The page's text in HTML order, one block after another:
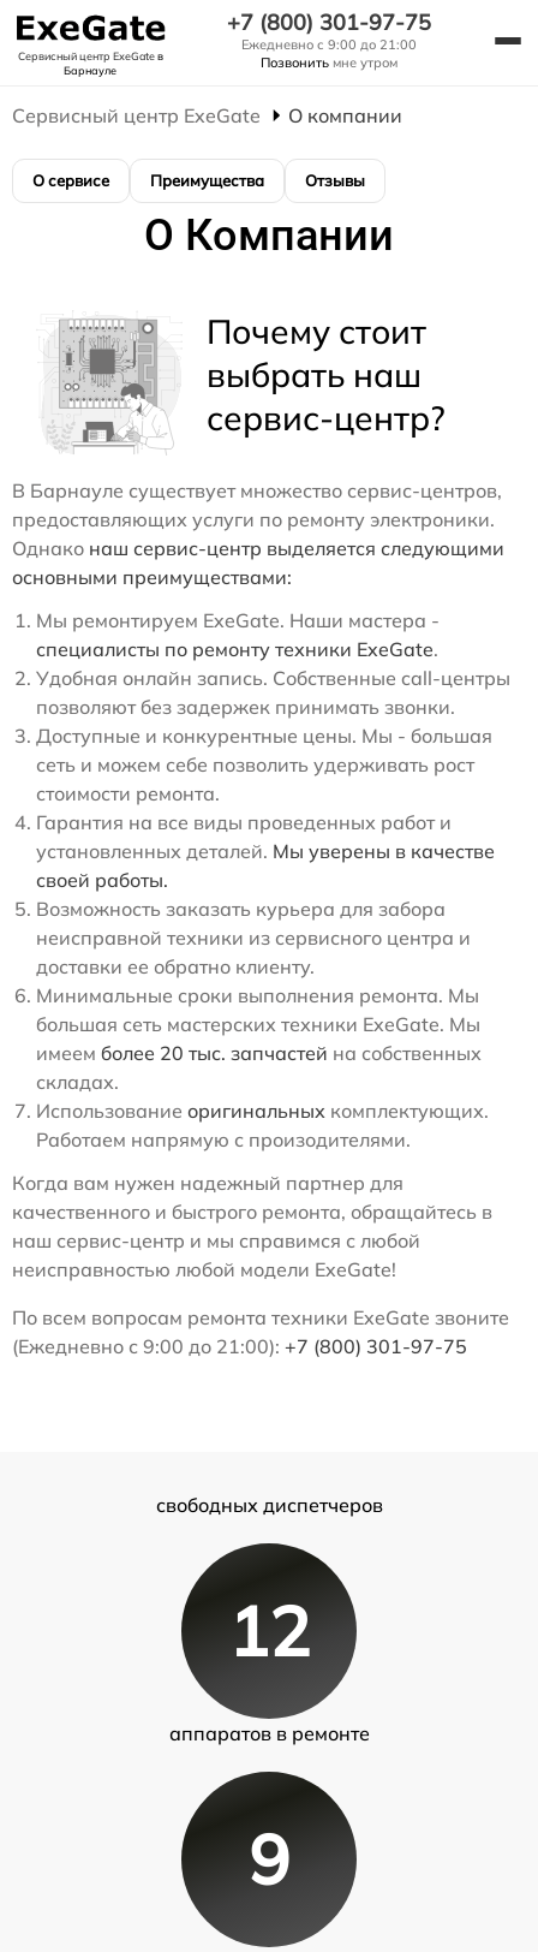
Сервисный центр ExeGateв
Барнауле
+7 (800) 301-97-75
Ежедневно с 9:00 до 21:00
Позвонить мне утром
Сервисный центр ExeGate О компании
О сервисе Преимущества Отзывы
О Компании
Почему стоит
выбрать наш
сервис-центр?
В Барнауле существует множество сервис-центров,
предоставляющих услуги по ремонту электроники.
Однако наш сервис-центр выделяется следующими
основными преимуществами:
Мы ремонтируем ExeGate. Наши мастера -
специалисты по ремонту техники ExeGate.
Удобная онлайн запись. Собственные call-центры
позволяют без задержек принимать звонки.
Доступные и конкурентные цены. Мы - большая
сеть и можем себе позволить удерживать рост
стоимости ремонта.
Гарантия на все виды проведенных работ и
установленных деталей. Мы уверены в качестве
своей работы.
Возможность заказать курьера для забора
неисправной техники из сервисного центра и
доставки ее обратно клиенту.
Минимальные сроки выполнения ремонта. Мы
большая сеть мастерских техники ExeGate. Мы
имеем более 20 тыс. запчастей на собственных
складах.
Использование оригинальных комплектующих.
Работаем напрямую с произодителями.
Когда вам нужен надежный партнер для
качественного и быстрого ремонта, обращайтесь в
наш сервис-центр и мы справимся с любой
неисправностью любой модели ExeGate!
По всем вопросам ремонта техники ExeGate звоните
(Ежедневно с 9:00 до 21:00): +7 (800) 301-97-75
свободных диспетчеров
12
аппаратов в ремонте
9